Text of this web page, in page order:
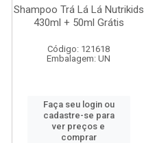
Shampoo Trá Lá Lá Nutrikids
430ml + 50ml Grátis
Código: 121618
Embalagem: UN
Faça seu login ou
cadastre-se para
ver preços e
comprar